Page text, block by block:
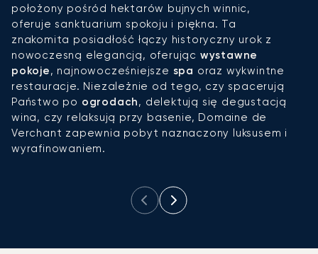
położony pośród hektarów bujnych winnic,
oferuje sanktuarium spokoju i piękna. Ta
znakomita posiadłość łączy historyczny urok z
nowoczesną elegancją, oferując wystawne
pokoje, najnowocześniejsze spa oraz wykwintne
restauracje. Niezależnie od tego, czy spacerują
Państwo po ogrodach, delektują się degustacją
wina, czy relaksują przy basenie, Domaine de
Verchant zapewnia pobyt naznaczony luksusem i
wyrafinowaniem.